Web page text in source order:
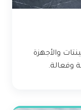
والأجهزة
وفعالة.